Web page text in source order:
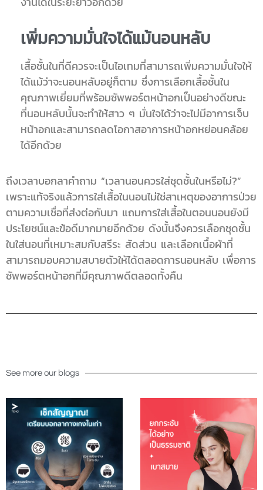
เพิ่มความมั่นใจได้แม้นอนหลับ
เสื้อชั้นในที่ดีควรจะเป็นไอเทมที่สามารถเพิ่มความมั่นใจให้
ได้แม้ว่าจะนอนหลับอยู่ก็ตาม ซึ่งการเลือกเสื้อชั้นใน
คุณภาพเยี่ยมที่พร้อมซัพพอร์ตหน้าอกเป็นอย่างดีขณะ
ที่นอนหลับนั้นจะทำให้สาว ๆ มั่นใจได้ว่าจะไม่มีอาการเจ็บ
หน้าอกและสามารถลดโอกาสอาการหน้าอกหย่อนคล้อย
ได้อีกด้วย
ถึงเวลาบอกลาคำถาม “เวลานอนควรใส่ชุดชั้นในหรือไม่?”
เพราะแท้จริงแล้วการใส่เสื้อในนอนไม่ใช่สาเหตุของอาการป่วย
ตามความเชื่อที่ส่งต่อกันมา แถมการใส่เสื้อในตอนนอนยังมี
ประโยชน์และข้อดีมากมายอีกด้วย ดังนั้นจึงควรเลือกชุดชั้น
ในใส่นอนที่เหมาะสมกับสรีระ สัดส่วน และเลือกเนื้อผ้าที่
สามารถมอบความสบายตัวให้ได้ตลอดการนอนหลับ เพื่อการ
ซัพพอร์ตหน้าอกที่มีคุณภาพดีตลอดทั้งคืน
See more our blogs